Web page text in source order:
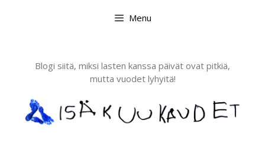
Menu
Blogi siitä, miksi lasten kanssa päivät ovat pitkiä,
mutta vuodet lyhyitä!